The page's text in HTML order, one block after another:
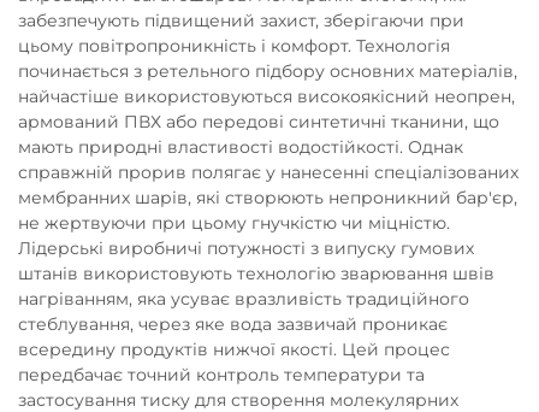
забезпечують підвищений захист, зберігаючи при
цьому повітропроникність і комфорт. Технологія
починається з ретельного підбору основних матеріалів,
найчастіше використовуються високоякісний неопрен,
армований ПВХ або передові синтетичні тканини, що
мають природні властивості водостійкості. Однак
справжній прорив полягає у нанесенні спеціалізованих
мембранних шарів, які створюють непроникний бар'єр,
не жертвуючи при цьому гнучкістю чи міцністю.
Лідерські виробничі потужності з випуску гумових
штанів використовують технологію зварювання швів
нагріванням, яка усуває вразливість традиційного
стеблування, через яке вода зазвичай проникає
всередину продуктів нижчої якості. Цей процес
передбачає точний контроль температури та
застосування тиску для створення молекулярних